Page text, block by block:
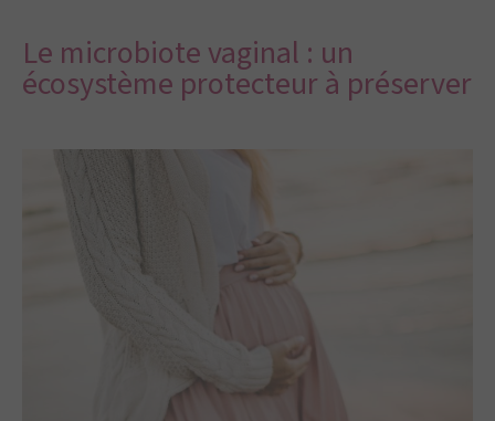
Le microbiote vaginal : un
écosystème protecteur à préserver